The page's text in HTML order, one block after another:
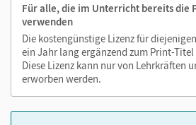
Die Medien sind wichtige Bestandteile
sind seitengenau platziert, damit Sie
jederzeit unkompliziert darauf
gestalten Sie das Lehren und Lernen
abwechslungsreich. Kein
zeitaufwendiges Suchen!
Für alle, die im Unterricht bereits die
verwenden
Die kostengünstige Lizenz für
ein Jahr lang ergänzend zum Print-
Diese Lizenz kann nur von Lehrkräften
erworben werden.